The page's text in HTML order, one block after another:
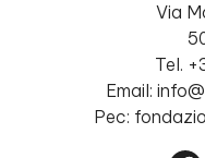
Via
Tel.
Email:
Pec: